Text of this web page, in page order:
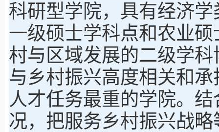
科研型学院，具有经济
一级硕士学科点和农业
村与区域发展的二级学
与乡村振兴高度相关和
人才任务最重的学院。
况，把服务乡村振兴战